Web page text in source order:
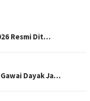
Resmi Dit…
Dayak Ja…